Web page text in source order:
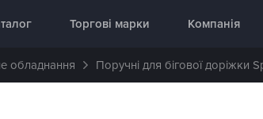
🥇 «InterAtletika»
Торгові марки Компанія
обладнання Поручні для бігової доріжки